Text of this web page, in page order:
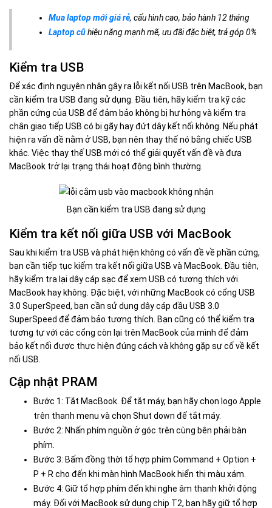
Mua laptop mới giá rẻ, cấu hình cao, bảo hành 12 tháng
Laptop cũhiệu năng mạnh mẽ, ưu đãi đặc biệt, trả góp 0%
Kiểm tra USB
Để xác định nguyên nhân gây ra lỗi kết nối USB trên MacBook, bạn
cần kiểm tra USB đang sử dụng. Đầu tiên, hãy kiểm tra kỹ các
phần cứng của USB để đảm bảo không bị hư hỏng và kiểm tra
chân giao tiếp USB có bị gãy hay đứt dây kết nối không. Nếu phát
hiện ra vấn đề nằm ở USB, bạn nên thay thế nó bằng chiếc USB
khác. Việc thay thế USB mới có thể giải quyết vấn đề và đưa
MacBook trở lại trạng thái hoạt động bình thường.
Bạn cần kiểm tra USB đang sử dụng
Kiểm tra kết nối giữa USB với MacBook
Sau khi kiểm tra USB và phát hiện không có vấn đề về phần cứng,
bạn cần tiếp tục kiểm tra kết nối giữa USB và MacBook. Đầu tiên,
hãy kiểm tra lại dây cáp sạc để xem USB có tương thích với
MacBook hay không. Đặc biệt, với những MacBook có cổng USB
3.0 SuperSpeed, bạn cần sử dụng dây cáp đầu USB 3.0
SuperSpeed để đảm bảo tương thích. Bạn cũng có thể kiểm tra
tương tự với các cổng còn lại trên MacBook của mình để đảm
bảo kết nối được thực hiện đúng cách và không gặp sự cố về kết
nối USB.
Cập nhật PRAM
Bước 1: Tắt MacBook. Để tắt máy, bạn hãy chọn logo Apple
trên thanh menu và chọn Shut down để tắt máy.
Bước 2: Nhấn phím nguồn ở góc trên cùng bên phải bàn
phím.
Bước 3: Bấm đồng thời tổ hợp phím Command + Option +
P + R cho đến khi màn hình MacBook hiển thị màu xám.
Bước 4: Giữ tổ hợp phím đến khi nghe âm thanh khởi động
máy. Đối với MacBook sử dụng chip T2, bạn hãy giữ tổ hợp